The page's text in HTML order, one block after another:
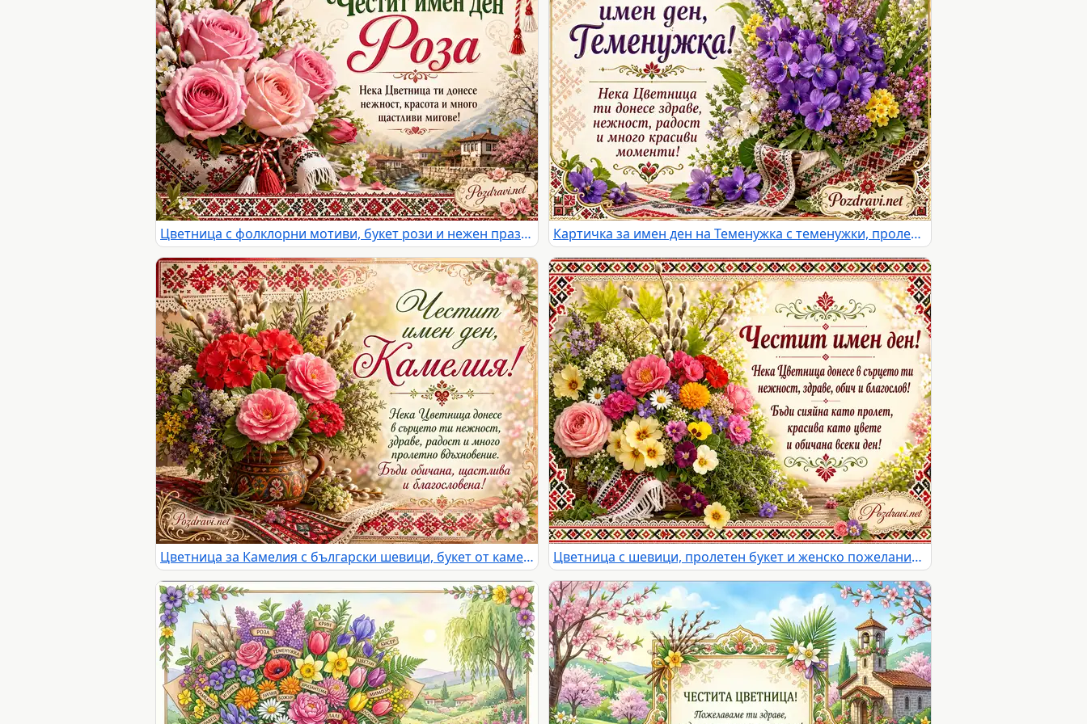
Цветница с фолклорни мотиви, букет рози и нежен празничен надпис за имен ден Роза Картичка за имен ден на Теменужка с теменужки, пролетни цветя и български шевици
Цветница за Камелия с български шевици, букет от камелии, здравец, върба и пролетно послание Цветница с шевици, пролетен букет и женско пожелание за имен ден